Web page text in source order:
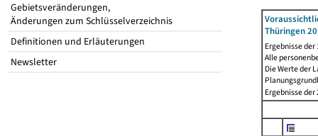
Gebietsveränderungen,
Änderungen zum Schlüsselverzeichnis
Definitionen und Erläuterungen
Newsletter
Thüringen
Ergebnisse
Alle
Die Werte der
Ergebnisse